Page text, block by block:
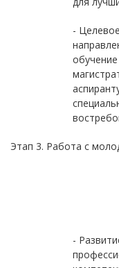
- Целевое
Этап 3. Работа с
-